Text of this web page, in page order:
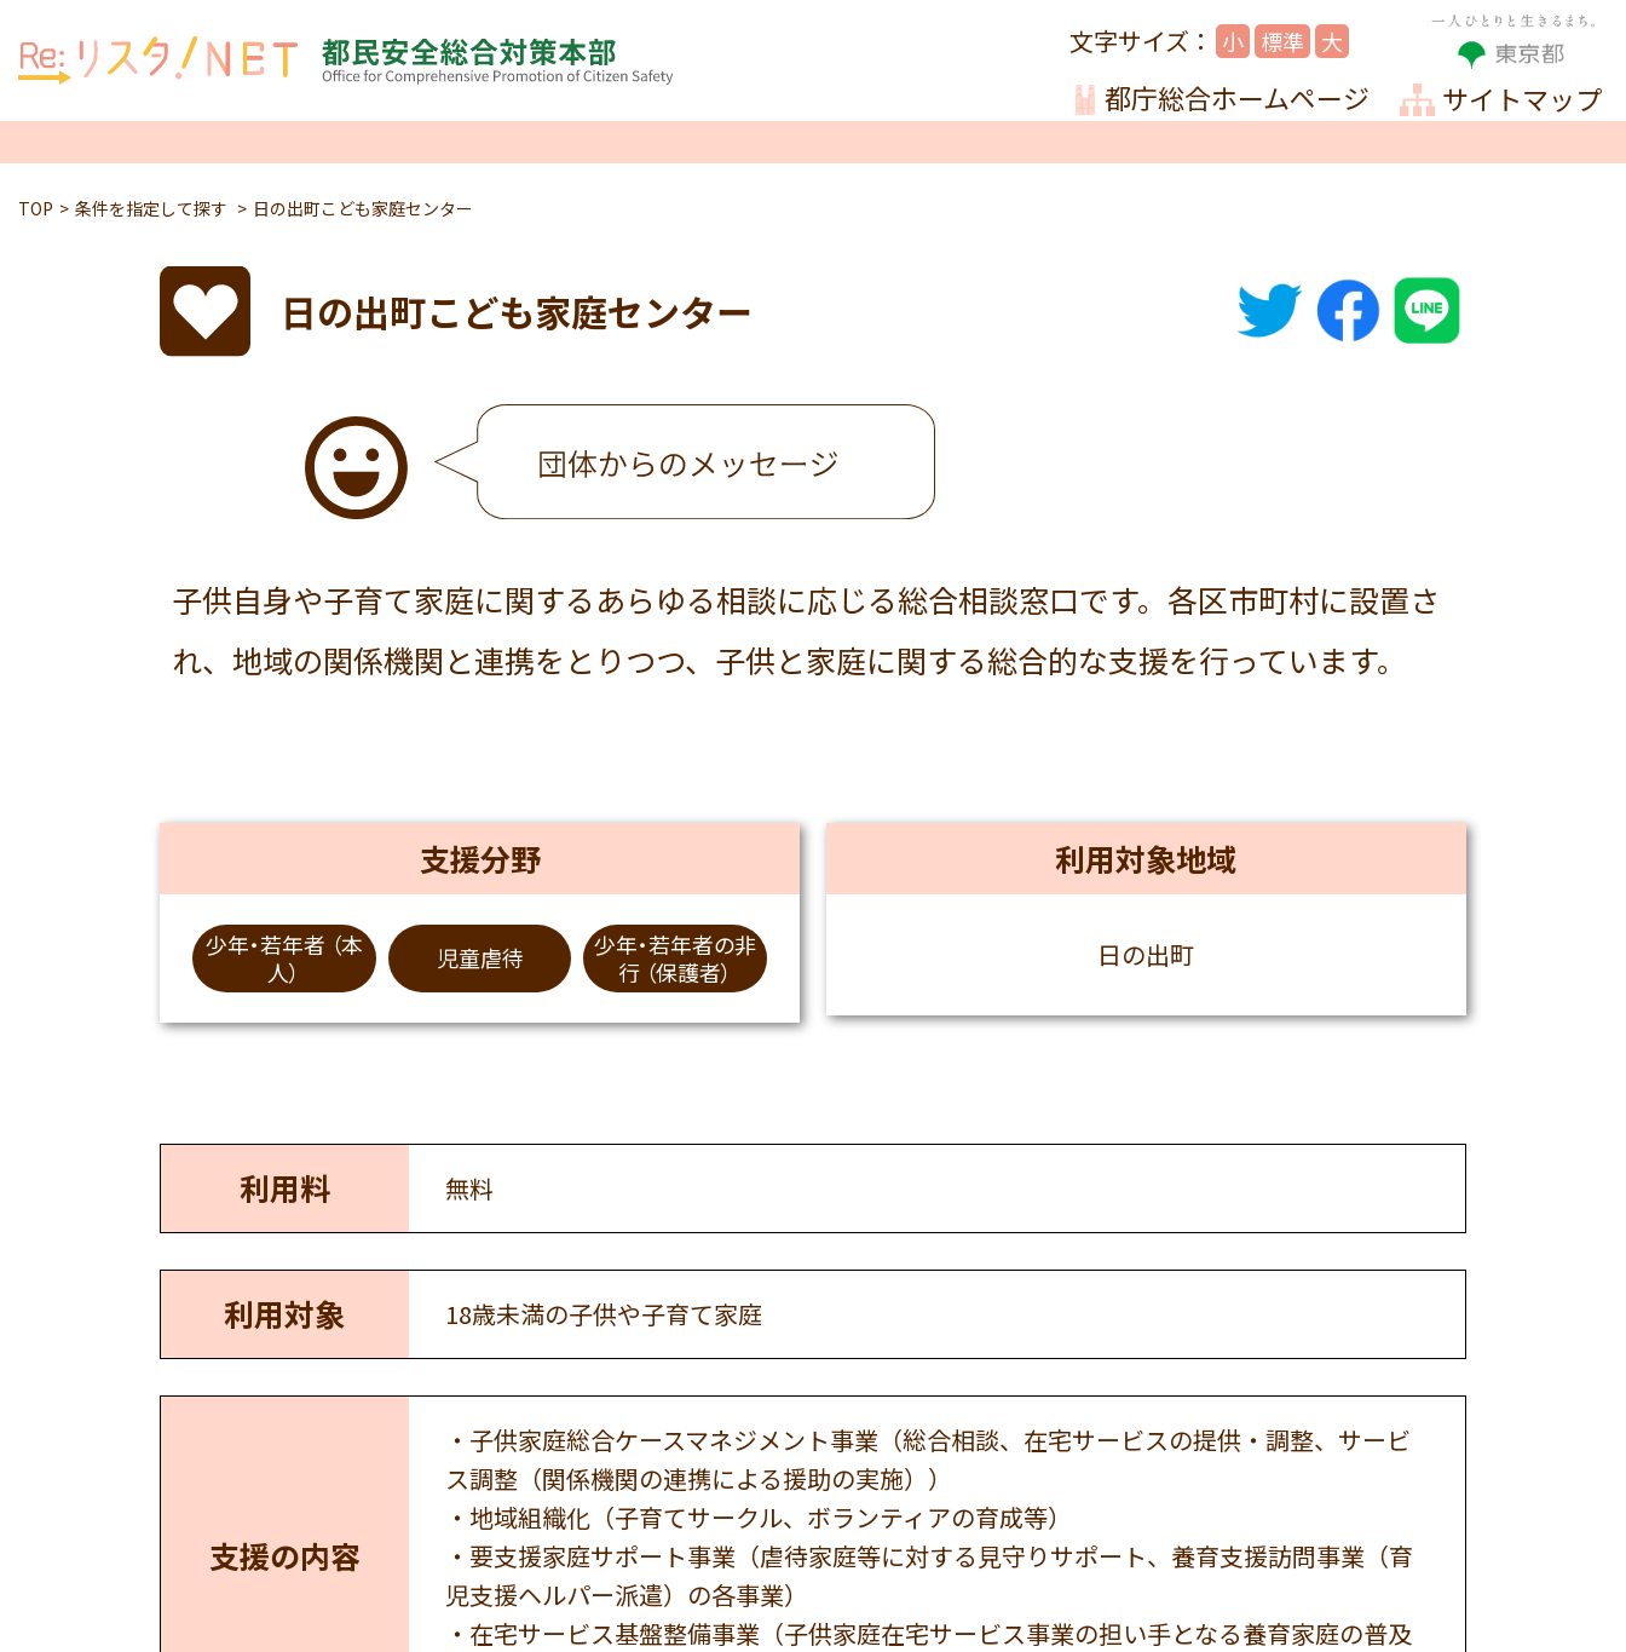
小 標準 大
都庁総合ホームページ サイトマップ
TOP 条件を指定して探す 日の出町こども家庭センター
日の出町こども家庭センター
子供自身や子育て家庭に関するあらゆる相談に応じる総合相談窓口です。各区市町村に設置さ
れ、地域の関係機関と連携をとりつつ、子供と家庭に関する総合的な支援を行っています。
支援分野
少年・若年者 （本
人）
児童虐待
少年・若年者の非
行 （保護者）
利用対象地域
日の出町
利用料 無料
利用対象 18歳未満の子供や子育て家庭
支援の内容
・子供家庭総合ケースマネジメント事業（総合相談、在宅サービスの提供・調整、サービ
ス調整（関係機関の連携による援助の実施））
・地域組織化（子育てサークル、ボランティアの育成等）
・要支援家庭サポート事業（虐待家庭等に対する見守りサポート、養育支援訪問事業（育
児支援ヘルパー派遣）の各事業）
・在宅サービス基盤整備事業（子供家庭在宅サービス事業の担い手となる養育家庭の普及